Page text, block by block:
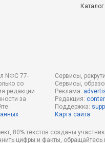
NФС 77-
со
редакции
за
Сервисы,
Сервисы,
Реклама:
Редакция:
Поддержка:
Карта сайта
80% текстов созданы
цифры и факты,